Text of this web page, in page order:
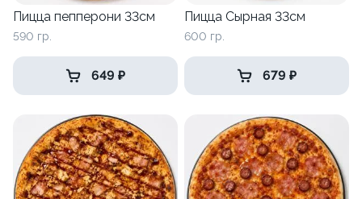
Пицца пепперони 33см
590 гр.
649 ₽
Пицца Сырная 33см
600 гр.
679 ₽